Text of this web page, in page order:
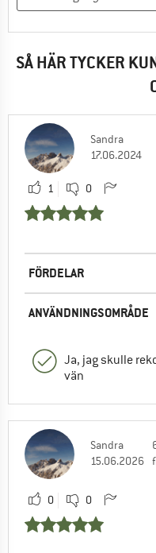
SÅ HÄR TYCKER
Sandra
17.06.2024
1 0
FÖRDELAR
ANVÄNDNINGSOMRÅDE
Ja, jag skulle
vän
Sandra
15.06.2026
0 0